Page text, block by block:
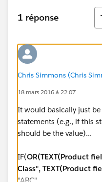
1 réponse
Tri
Chris Simmons (Chris
18 mars 2016 à 22:07
It would basically just be
statements (e.g., if this
should be the value)...
IF(OR(TEXT(Product
Class", TEXT(Product